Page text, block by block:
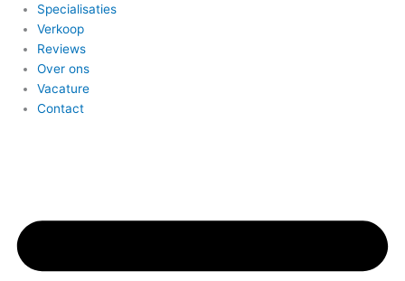
Specialisaties
Verkoop
Reviews
Over ons
Vacature
Contact